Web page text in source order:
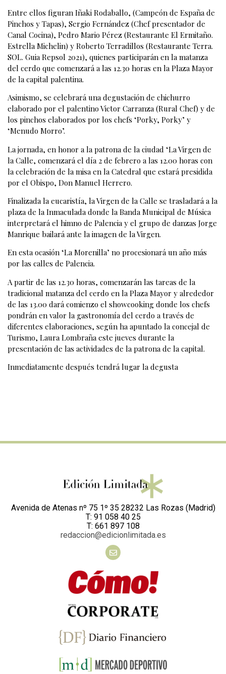
Entre ellos figuran Iñaki Rodaballo, (Campeón de España de
Pinchos y Tapas), Sergio Fernández (Chef presentador de
Canal Cocina), Pedro Mario Pérez (Restaurante El Ermitaño.
Estrella Michelin) y Roberto Terradillos (Restaurante Terra.
SOL. Guia Repsol 2021), quienes participarán en la matanza
del cerdo que comenzará a las 12.30 horas en la Plaza Mayor
de la capital palentina.
Asimismo, se celebrará una degustación de chichurro
elaborado por el palentino Victor Carranza (Rural Chef) y de
los pinchos elaborados por los chefs ‘Porky, Porky’ y
‘Menudo Morro’.
La jornada, en honor a la patrona de la ciudad ‘La Virgen de
la Calle, comenzará el día 2 de febrero a las 12.00 horas con
la celebración de la misa en la Catedral que estará presidida
por el Obispo, Don Manuel Herrero.
Finalizada la eucaristía, la Virgen de la Calle se trasladará a la
plaza de la Inmaculada donde la Banda Municipal de Música
interpretará el himno de Palencia y el grupo de danzas Jorge
Manrique bailará ante la imagen de la Virgen.
En esta ocasión ‘La Morenilla’ no procesionará un año más
por las calles de Palencia.
A partir de las 12.30 horas, comenzarán las tareas de la
tradicional matanza del cerdo en la Plaza Mayor y alrededor
de las 13.00 dará comienzo el showcooking donde los chefs
pondrán en valor la gastronomía del cerdo a través de
diferentes elaboraciones, según ha apuntado la concejal de
Turismo, Laura Lombraña este jueves durante la
presentación de las actividades de la patrona de la capital.
Inmediatamente después tendrá lugar la degusta
Avenida de Atenas nº 75 1º 35 28232 Las Rozas (Madrid)
T: 91 058 40 25
T: 661 897 108
redaccion@edicionlimitada.es